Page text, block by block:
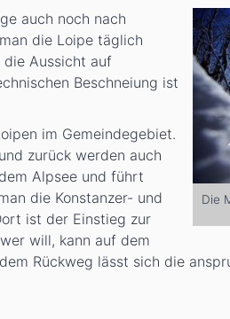
Die
auch noch nach
die Loipe täglich
die Aussicht auf
Beschneiung ist
im Gemeindegebiet.
zurück werden auch
Alpsee und führt
die Konstanzer- und
ist der Einstieg zur
will, kann auf dem
Rückweg lässt sich die